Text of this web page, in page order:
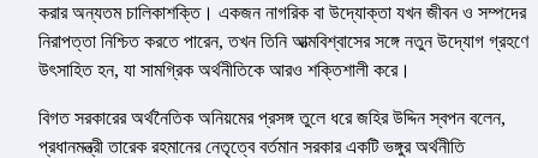
করার অন্যতম চালিকাশক্তি। একজন নাগরিক বা উদ্যোক্তা যখন জীবন ও সম্পদের
নিরাপত্তা নিশ্চিত করতে পারেন, তখন তিনি আত্মবিশ্বাসের সঙ্গে নতুন উদ্যোগ গ্রহণে
উৎসাহিত হন, যা সামগ্রিক অর্থনীতিকে আরও শক্তিশালী করে।
বিগত সরকারের অর্থনৈতিক অনিয়মের প্রসঙ্গ তুলে ধরে জহির উদ্দিন স্বপন বলেন,
প্রধানমন্ত্রী তারেক রহমানের নেতৃত্বে বর্তমান সরকার একটি ভঙ্গুর অর্থনীতি